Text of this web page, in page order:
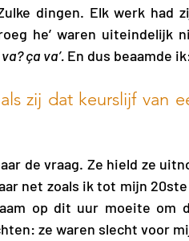
dingen. Elk werk had
he’ waren uiteindelijk
ça va’. En dus beaamde
zij dat keurslijf van
de vraag. Ze hield ze
net zoals ik tot mijn
op dit uur moeite om
ze waren slecht voor